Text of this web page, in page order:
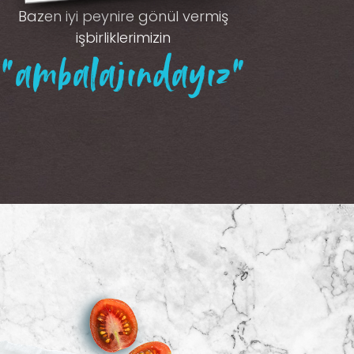
Bazen iyi peynire gönül vermiş
işbirliklerimizin
“ambalajındayız”